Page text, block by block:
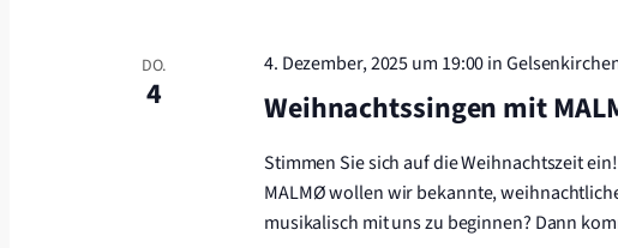
DO.
4
4. Dezember, 2025 um 19:00in
Weihnachtssingen mit
Stimmen Sie sich auf die Weihnachtszeit
MALMØ wollen wir bekannte,
musikalisch mit uns zu beginnen? Dann